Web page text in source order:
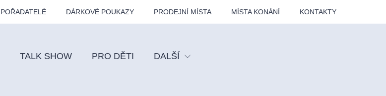
POŘADATELÉ DÁRKOVÉ POUKAZY PRODEJNÍ MÍSTA MÍSTA KONÁNÍ KONTAKTY
TALK SHOW PRO DĚTI DALŠÍ